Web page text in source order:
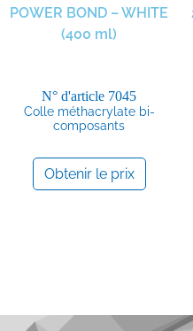
POWER BOND – WHITE
(400 ml)
N° d'article 7045
Colle méthacrylate bi-
composants
Obtenir le prix